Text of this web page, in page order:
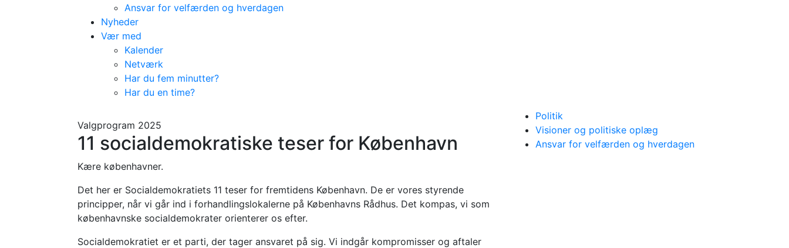
Ansvar for velfærden og hverdagen
Nyheder
Vær med
Kalender
Netværk
Har du fem minutter?
Har du en time?
Valgprogram 2025
11 socialdemokratiske teser for København
Kære københavner.
Det her er Socialdemokratiets 11 teser for fremtidens København. De er vores styrende
principper, når vi går ind i forhandlingslokalerne på Københavns Rådhus. Det kompas, vi som
københavnske socialdemokrater orienterer os efter.
Socialdemokratiet er et parti, der tager ansvaret på sig. Vi indgår kompromisser og aftaler
Politik
Visioner og politiske oplæg
Ansvar for velfærden og hverdagen